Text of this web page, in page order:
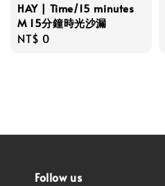
HAY | Time/15 minutes
M 15分鐘時光沙漏
Regular
NT$ 0
Follow us